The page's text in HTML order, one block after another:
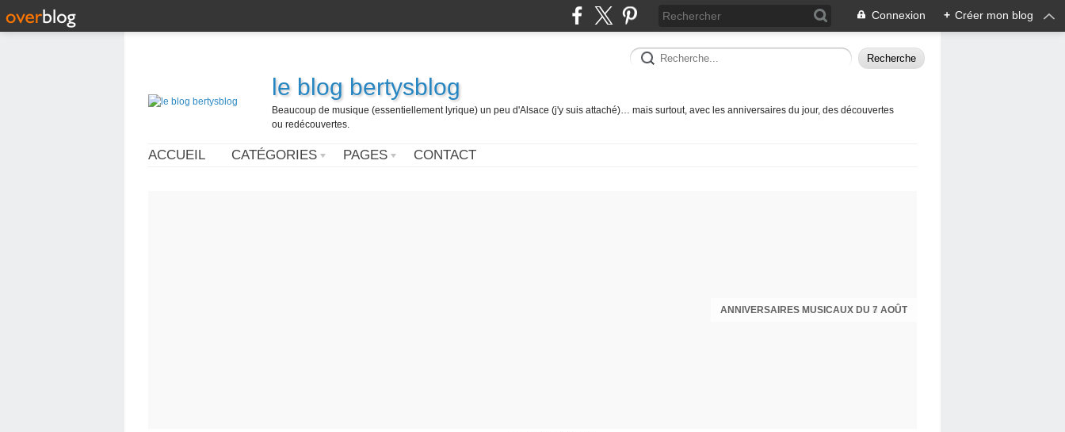
Connexion + Créer mon blog
le blog bertysblog
Beaucoup de musique (essentiellement lyrique) un peu d'Alsace (j'y suis attaché)… mais surtout, avec les anniversaires du jour, des découvertes
ou redécouvertes.
ACCUEIL CATÉGORIES PAGES CONTACT
ANNIVERSAIRES MUSICAUX DU 7 AOÛT